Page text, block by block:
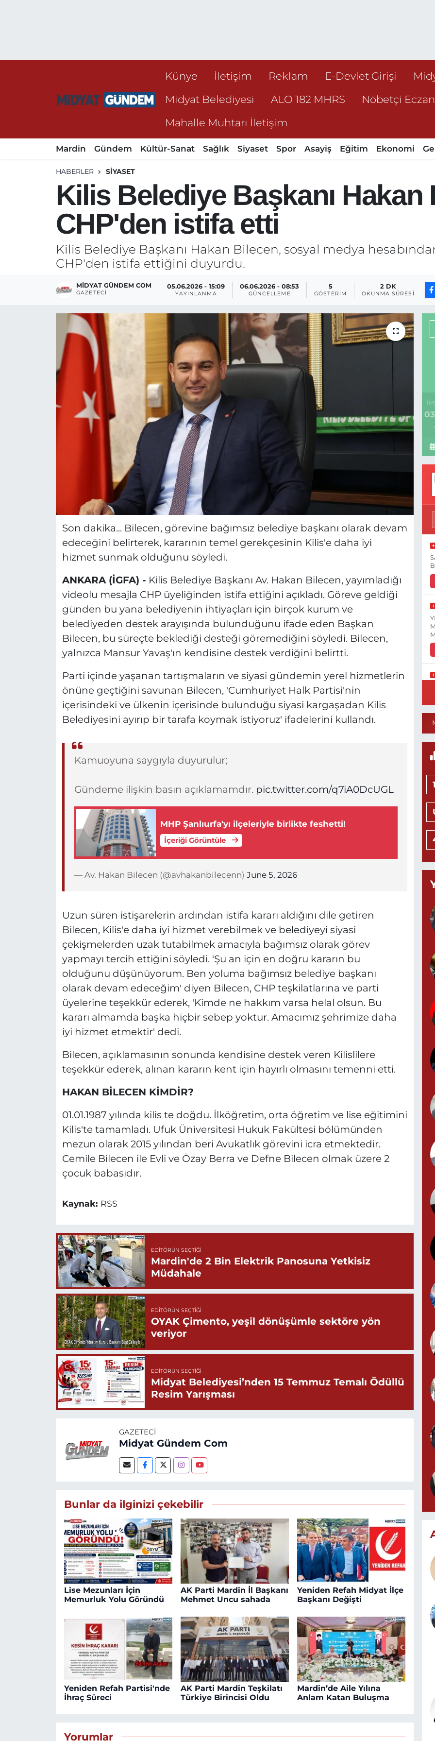
Künye İletişim Reklam E-Devlet Girişi
Midyat Belediyesi
ALO 182 MHRS Nöbetçi
Mahalle Muhtarı İletişim
Mardin Gündem Kültür-Sanat Sağlık Siyaset Spor Asayiş Eğitim Ekonomi
HABERLER SIYASET
Kilis Belediye Başkanı Hakan
CHP'den istifa etti
Kilis Belediye Başkanı Hakan Bilecen, sosyal medya
CHP'den istifa ettiğini duyurdu.
MIDYAT GÜNDEM COM
GAZETECI
05.06.2026 - 15:09
YAYINLANMA
06.06.2026 - 08:53
GÜNCELLEME
5
GÖSTERIM
2 DK
OKUNMA SÜRESI
Son dakika... Bilecen, görevine bağımsız belediye başkanı olarak devam
edeceğini belirterek, kararının temel gerekçesinin Kilis'e daha iyi
hizmet sunmak olduğunu söyledi.
ANKARA (İGFA) - Kilis Belediye Başkanı Av. Hakan Bilecen, yayımladığı
videolu mesajla CHP üyeliğinden istifa ettiğini açıkladı. Göreve geldiği
günden bu yana belediyenin ihtiyaçları için birçok kurum ve
belediyeden destek arayışında bulunduğunu ifade eden Başkan
Bilecen, bu süreçte beklediği desteği göremediğini söyledi. Bilecen,
yalnızca Mansur Yavaş'ın kendisine destek verdiğini belirtti.
Parti içinde yaşanan tartışmaların ve siyasi gündemin yerel hizmetlerin
önüne geçtiğini savunan Bilecen, 'Cumhuriyet Halk Partisi'nin
içerisindeki ve ülkenin içerisinde bulunduğu siyasi kargaşadan Kilis
Belediyesini ayırıp bir tarafa koymak istiyoruz' ifadelerini kullandı.
Kamuoyuna saygıyla duyurulur;
Gündeme ilişkin basın açıklamamdır. pic.twitter.com/q7iA0DcUGL
MHP Şanlıurfa'yı ilçeleriyle birlikte feshetti!
İçeriği Görüntüle
— Av. Hakan Bilecen (@avhakanbilecenn) June 5, 2026
Uzun süren istişarelerin ardından istifa kararı aldığını dile getiren
Bilecen, Kilis'e daha iyi hizmet verebilmek ve belediyeyi siyasi
çekişmelerden uzak tutabilmek amacıyla bağımsız olarak görev
yapmayı tercih ettiğini söyledi. 'Şu an için en doğru kararın bu
olduğunu düşünüyorum. Ben yoluma bağımsız belediye başkanı
olarak devam edeceğim' diyen Bilecen, CHP teşkilatlarına ve parti
üyelerine teşekkür ederek, 'Kimde ne hakkım varsa helal olsun. Bu
kararı almamda başka hiçbir sebep yoktur. Amacımız şehrimize daha
iyi hizmet etmektir' dedi.
Bilecen, açıklamasının sonunda kendisine destek veren Kilislilere
teşekkür ederek, alınan kararın kent için hayırlı olmasını temenni etti.
HAKAN BİLECEN KİMDİR?
01.01.1987 yılında kilis te doğdu. İlköğretim, orta öğretim ve lise eğitimini
Kilis'te tamamladı. Ufuk Üniversitesi Hukuk Fakültesi bölümünden
mezun olarak 2015 yılından beri Avukatlık görevini icra etmektedir.
Cemile Bilecen ile Evli ve Özay Berra ve Defne Bilecen olmak üzere 2
çocuk babasıdır.
Kaynak: RSS
EDITÖRÜN SEÇTIĞI
Mardin'de 2 Bin Elektrik Panosuna Yetkisiz
Müdahale
EDITÖRÜN SEÇTIĞI
OYAK Çimento, yeşil dönüşümle sektöre yön
veriyor
EDITÖRÜN SEÇTIĞI
Midyat Belediyesi’nden 15 Temmuz Temalı Ödüllü
Resim Yarışması
GAZETECI
Midyat Gündem Com
Bunlar da ilginizi çekebilir
Lise Mezunları İçin
Memurluk Yolu Göründü
AK Parti Mardin İl Başkanı
Mehmet Uncu sahada
Yeniden Refah Midyat İlçe
Başkanı Değişti
Yeniden Refah Partisi'nde
İhraç Süreci
AK Parti Mardin Teşkilatı
Türkiye Birincisi Oldu
Mardin’de Aile Yılına
Anlam Katan Buluşma
Yorumlar